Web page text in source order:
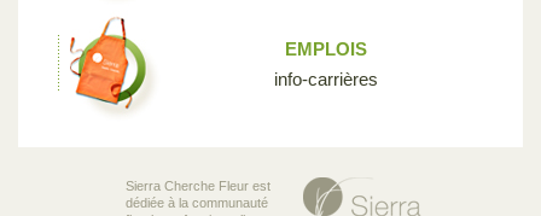
EMPLOIS
info-carrières
Sierra Cherche Fleur est
dédiée à la communauté